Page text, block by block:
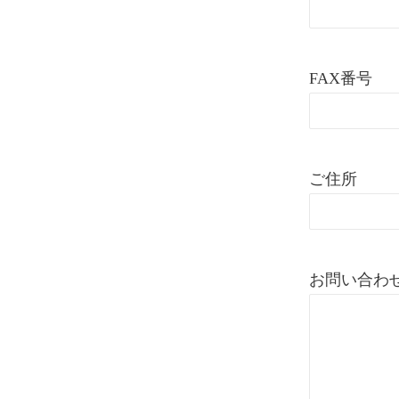
FAX番号
ご住所
お問い合わ